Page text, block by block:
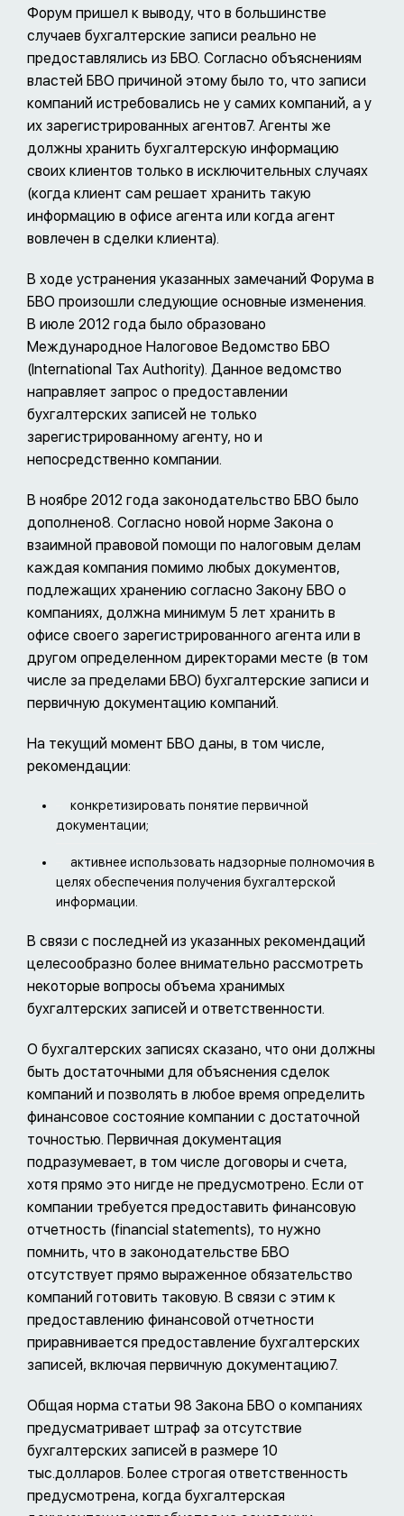
Форум пришел к выводу, что в большинстве
случаев бухгалтерские записи реально не
предоставлялись из БВО. Согласно объяснениям
властей БВО причиной этому было то, что записи
компаний истребовались не у самих компаний, а у
их зарегистрированных агентов7. Агенты же
должны хранить бухгалтерскую информацию
своих клиентов только в исключительных случаях
(когда клиент сам решает хранить такую
информацию в офисе агента или когда агент
вовлечен в сделки клиента).
В ходе устранения указанных замечаний Форума в
БВО произошли следующие основные изменения.
В июле 2012 года было образовано
Международное Налоговое Ведомство БВО
(International Tax Authority). Данное ведомство
направляет запрос о предоставлении
бухгалтерских записей не только
зарегистрированному агенту, но и
непосредственно компании.
В ноябре 2012 года законодательство БВО было
дополнено8. Согласно новой норме Закона о
взаимной правовой помощи по налоговым делам
каждая компания помимо любых документов,
подлежащих хранению согласно Закону БВО о
компаниях, должна минимум 5 лет хранить в
офисе своего зарегистрированного агента или в
другом определенном директорами месте (в том
числе за пределами БВО) бухгалтерские записи и
первичную документацию компаний.
На текущий момент БВО даны, в том числе,
рекомендации:
конкретизировать понятие первичной
документации;
активнее использовать надзорные полномочия в
целях обеспечения получения бухгалтерской
информации.
В связи с последней из указанных рекомендаций
целесообразно более внимательно рассмотреть
некоторые вопросы объема хранимых
бухгалтерских записей и ответственности.
О бухгалтерских записях сказано, что они должны
быть достаточными для объяснения сделок
компаний и позволять в любое время определить
финансовое состояние компании с достаточной
точностью. Первичная документация
подразумевает, в том числе договоры и счета,
хотя прямо это нигде не предусмотрено. Если от
компании требуется предоставить финансовую
отчетность (financial statements), то нужно
помнить, что в законодательстве БВО
отсутствует прямо выраженное обязательство
компаний готовить таковую. В связи с этим к
предоставлению финансовой отчетности
приравнивается предоставление бухгалтерских
записей, включая первичную документацию7.
Общая норма статьи 98 Закона БВО о компаниях
предусматривает штраф за отсутствие
бухгалтерских записей в размере 10
тыс.долларов. Более строгая ответственность
предусмотрена, когда бухгалтерская